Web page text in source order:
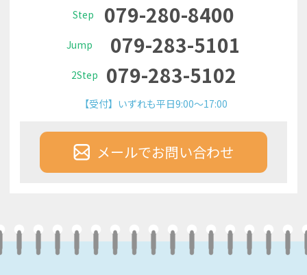
Step 079-280-8400
Jump 079-283-5101
2Step 079-283-5102
【受付】いずれも平日9:00～17:00
メールでお問い合わせ